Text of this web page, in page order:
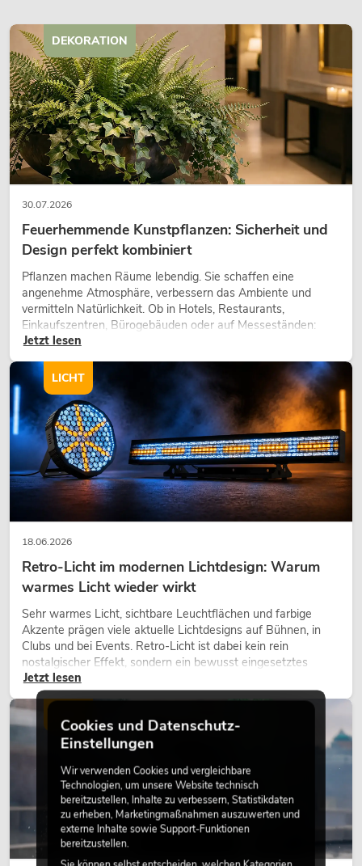
30.07.2026
Feuerhemmende Kunstpflanzen: Sicherheit und
Design perfekt kombiniert
Pflanzen machen Räume lebendig. Sie schaffen eine
angenehme Atmosphäre, verbessern das Ambiente und
vermitteln Natürlichkeit. Ob in Hotels, Restaurants,
Einkaufszentren, Bürogebäuden oder auf Messeständen:
eine hochwertige Begrünung gehört heute längst zum
Jetzt lesen
DEKORATION
18.06.2026
Retro-Licht im modernen Lichtdesign: Warum
warmes Licht wieder wirkt
Sehr warmes Licht, sichtbare Leuchtflächen und farbige
Akzente prägen viele aktuelle Lichtdesigns auf Bühnen, in
Clubs und bei Events. Retro-Licht ist dabei kein rein
nostalgischer Effekt, sondern ein bewusst eingesetztes
Gestaltungsmittel: Es schafft Atmosphäre, gibt Szenen
Charakter und kann technische LED-Setups emotionaler
wirken lassen.
Jetzt lesen
LICHT
Cookies und Datenschutz-
Einstellungen
Wir verwenden Cookies und vergleichbare
Technologien, um unsere Website technisch
bereitzustellen, Inhalte zu verbessern, Statistikdaten
zu erheben, Marketingmaßnahmen auszuwerten und
externe Inhalte sowie Support-Funktionen
bereitzustellen.